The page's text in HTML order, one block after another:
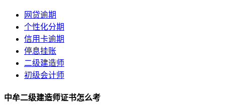
网贷逾期
个性化分期
信用卡逾期
停息挂账
二级建造师
初级会计师
中牟二级建造师证书怎么考